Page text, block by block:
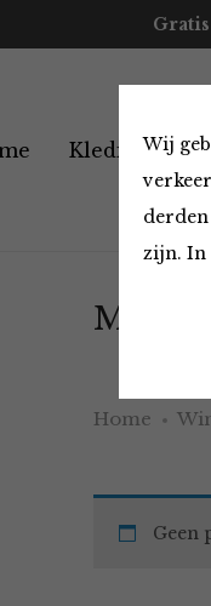
Wij
zijn. In
Kleding
Must
Home
Geen